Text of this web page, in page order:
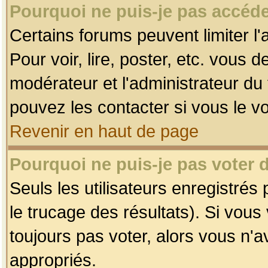
Pourquoi ne puis-je pas
Certains forums peuvent limiter
Pour voir, lire, poster, etc. vous
modérateur et l'administrateur
pouvez les contacter si vous le
Revenir en haut de page
Pourquoi ne puis-je pas voter
Seuls les utilisateurs enregistrés
le trucage des résultats). Si
toujours pas voter, alors vous
appropriés.